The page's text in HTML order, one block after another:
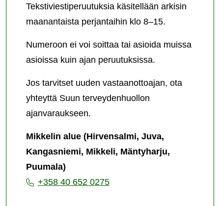
Tekstiviestiperuutuksia käsitellään arkisin
maanantaista perjantaihin klo 8–15.
Numeroon ei voi soittaa tai asioida muissa
asioissa kuin ajan peruutuksissa.
Jos tarvitset uuden vastaanottoajan, ota
yhteyttä Suun terveydenhuollon
ajanvaraukseen.
Mikkelin alue (Hirvensalmi, Juva,
Kangasniemi, Mikkeli, Mäntyharju,
Puumala)
+358 40 652 0275